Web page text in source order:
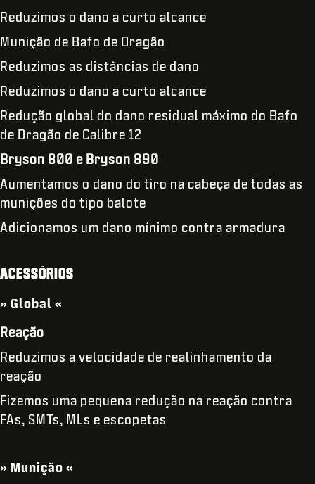
Reduzimos o dano a curto alcance
Munição de Bafo de Dragão
Reduzimos as distâncias de dano
Reduzimos o dano a curto alcance
Redução global do dano residual máximo do Bafo
de Dragão de Calibre 12
Bryson 800 e Bryson 890
Aumentamos o dano do tiro na cabeça de todas as
munições do tipo balote
Adicionamos um dano mínimo contra armadura
ACESSÓRIOS
» Global «
Reação
Reduzimos a velocidade de realinhamento da
reação
Fizemos uma pequena redução na reação contra
FAs, SMTs, MLs e escopetas
» Munição «